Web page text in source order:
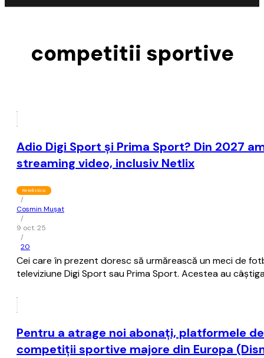
competitii sportive
Adio Digi Sport şi Prima Sport? Din 2027
streaming video, inclusiv Netlix
Retelistica
/
Cosmin Mușat
/
9 oct. 25
/
20
Cei care în prezent doresc să urmărească un meci de
televiziune Digi Sport sau Prima Sport. Acestea au
Pentru a atrage noi abonaţi, platformele
competiţii sportive majore din Europa